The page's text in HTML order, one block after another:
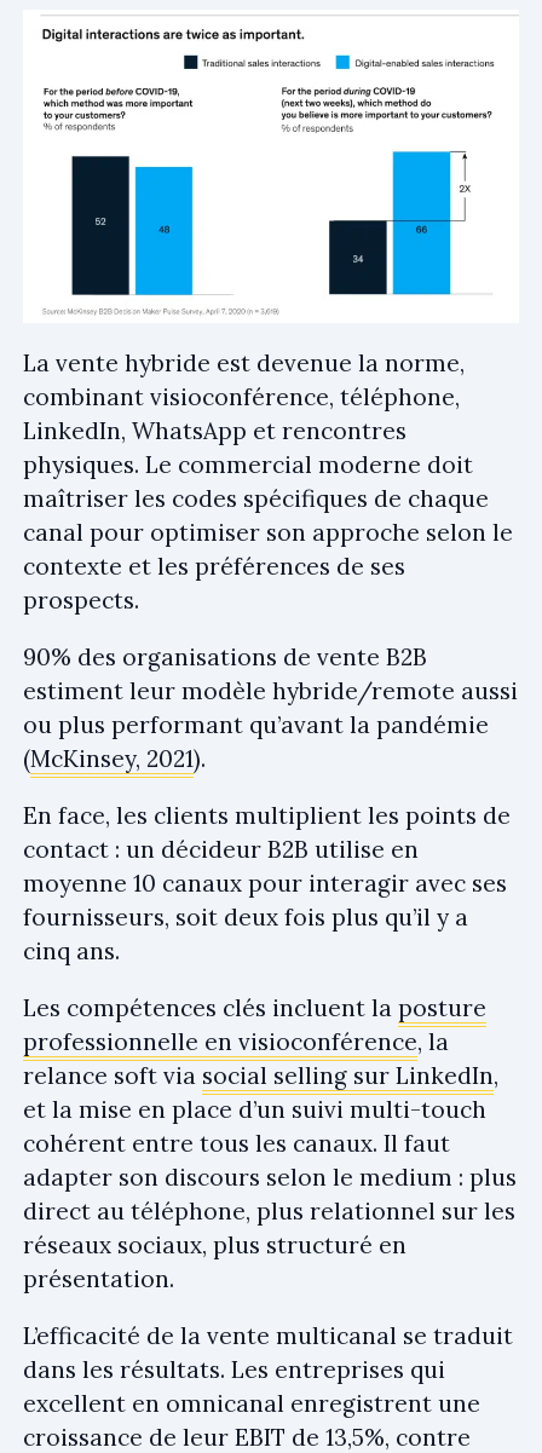
La vente hybride est devenue la norme,
combinant visioconférence, téléphone,
LinkedIn, WhatsApp et rencontres
physiques. Le commercial moderne doit
maîtriser les codes spécifiques de chaque
canal pour optimiser son approche selon le
contexte et les préférences de ses
prospects.
90% des organisations de vente B2B
estiment leur modèle hybride/remote aussi
ou plus performant qu’avant la pandémie
(McKinsey, 2021).
En face, les clients multiplient les points de
contact : un décideur B2B utilise en
moyenne 10 canaux pour interagir avec ses
fournisseurs, soit deux fois plus qu’il y a
cinq ans.
Les compétences clés incluent la posture
professionnelle en visioconférence, la
relance soft via social selling sur LinkedIn,
et la mise en place d’un suivi multi-touch
cohérent entre tous les canaux. Il faut
adapter son discours selon le medium : plus
direct au téléphone, plus relationnel sur les
réseaux sociaux, plus structuré en
présentation.
L’efficacité de la vente multicanal se traduit
dans les résultats. Les entreprises qui
excellent en omnicanal enregistrent une
croissance de leur EBIT de 13,5%, contre